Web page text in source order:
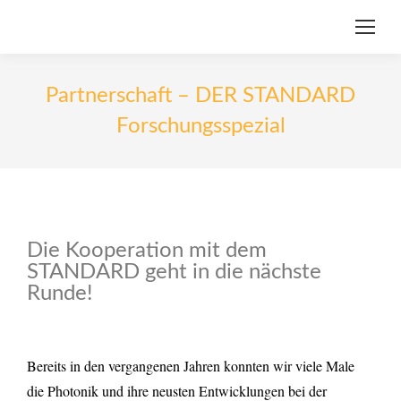
Partnerschaft – DER STANDARD
Forschungsspezial
Die Kooperation mit dem
STANDARD geht in die nächste
Runde!
Bereits in den vergangenen Jahren konnten wir viele Male
die Photonik und ihre neusten Entwicklungen bei der